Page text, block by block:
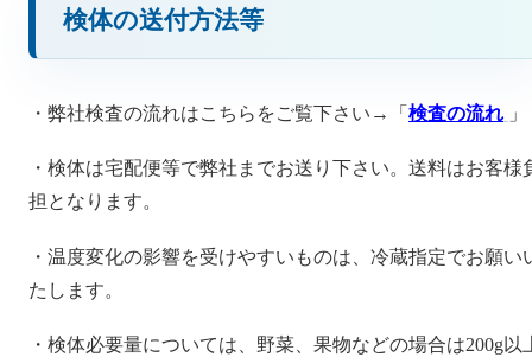
検体の送付方法等
・弊社検査の流れはこちらをご覧下さい→「 検査の流れ 」
・検体は宅配便等で弊社までお送り下さい。送料はお客様
担となります。
・温度変化の影響を受けやすいものは、冷蔵指定でお願い
たします。
・検体必要量については、野菜、果物などの場合は200g以